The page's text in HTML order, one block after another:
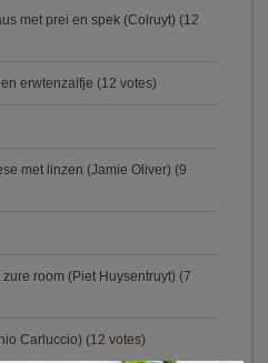
met prei en spek (Colruyt) (12
erwtenzalfje (12 votes)
met linzen (Jamie Oliver) (9
room (Piet Huysentruyt) (7
Carluccio) (12 votes)